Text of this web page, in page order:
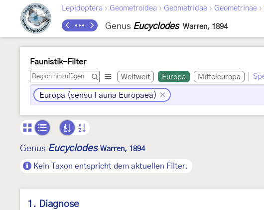
Lepidoptera › Geometroidea › Geometridae › Geometrinae ›
Genus Eucyclodes Warren, 1894
Faunistik-Filter
Weltweit Europa Mitteleuropa
Europa (sensu Fauna Europaea)
Genus Eucyclodes Warren, 1894
Kein Taxon entspricht dem aktuellen Filter.
1. Diagnose